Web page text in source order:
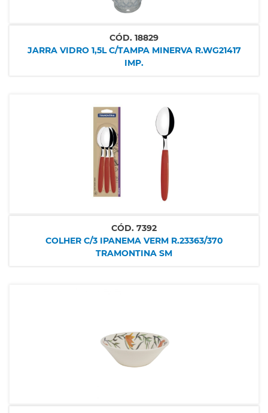
CÓD. 18829
JARRA VIDRO 1,5L C/TAMPA MINERVA R.WG21417
IMP.
CÓD. 7392
COLHER C/3 IPANEMA VERM R.23363/370
TRAMONTINA SM